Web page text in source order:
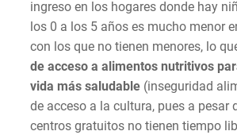
ingreso en los hogares donde hay
los 0 a los 5 años es mucho menor
con los que no tienen menores, lo
de acceso a alimentos nutritivos
vida más saludable (inseguridad
de acceso a la cultura, pues a pesar
centros gratuitos no tienen tiempo